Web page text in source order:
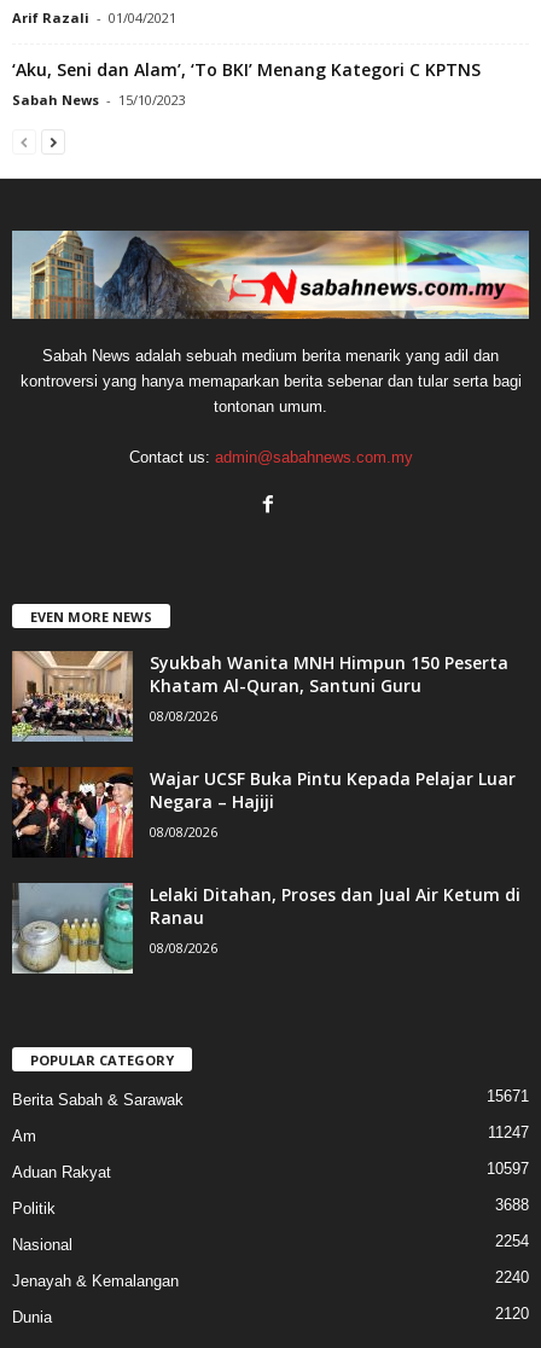
Arif Razali - 01/04/2021
‘Aku, Seni dan Alam’, ‘To BKI’ Menang Kategori C KPTNS
Sabah News - 15/10/2023
Sabah News adalah sebuah medium berita menarik yang adil dan
kontroversi yang hanya memaparkan berita sebenar dan tular serta bagi
tontonan umum.
Contact us: admin@sabahnews.com.my
EVEN MORE NEWS
Syukbah Wanita MNH Himpun 150 Peserta
Khatam Al-Quran, Santuni Guru
08/08/2026
Wajar UCSF Buka Pintu Kepada Pelajar Luar
Negara – Hajiji
08/08/2026
Lelaki Ditahan, Proses dan Jual Air Ketum di
Ranau
08/08/2026
POPULAR CATEGORY
Berita Sabah & Sarawak 15671
Am 11247
Aduan Rakyat 10597
Politik 3688
Nasional 2254
Jenayah & Kemalangan 2240
Dunia 2120